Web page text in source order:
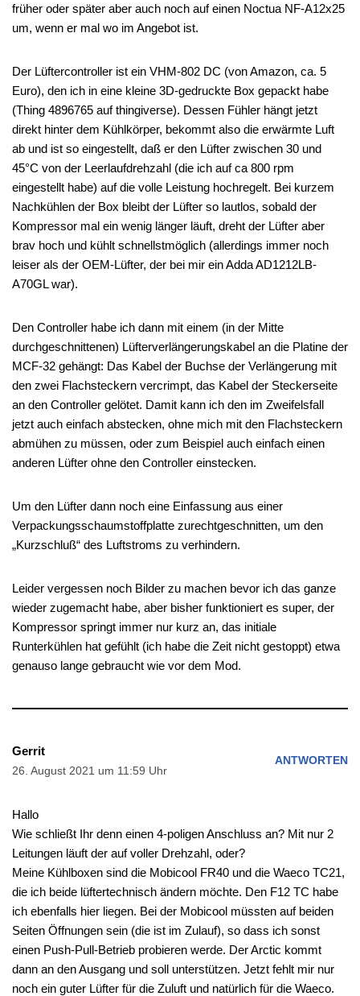
früher oder später aber auch noch auf einen Noctua NF-A12x25
um, wenn er mal wo im Angebot ist.
Der Lüftercontroller ist ein VHM-802 DC (von Amazon, ca. 5
Euro), den ich in eine kleine 3D-gedruckte Box gepackt habe
(Thing 4896765 auf thingiverse). Dessen Fühler hängt jetzt
direkt hinter dem Kühlkörper, bekommt also die erwärmte Luft
ab und ist so eingestellt, daß er den Lüfter zwischen 30 und
45°C von der Leerlaufdrehzahl (die ich auf ca 800 rpm
eingestellt habe) auf die volle Leistung hochregelt. Bei kurzem
Nachkühlen der Box bleibt der Lüfter so lautlos, sobald der
Kompressor mal ein wenig länger läuft, dreht der Lüfter aber
brav hoch und kühlt schnellstmöglich (allerdings immer noch
leiser als der OEM-Lüfter, der bei mir ein Adda AD1212LB-
A70GL war).
Den Controller habe ich dann mit einem (in der Mitte
durchgeschnittenen) Lüfterverlängerungskabel an die Platine der
MCF-32 gehängt: Das Kabel der Buchse der Verlängerung mit
den zwei Flachsteckern vercrimpt, das Kabel der Steckerseite
an den Controller gelötet. Damit kann ich den im Zweifelsfall
jetzt auch einfach abstecken, ohne mich mit den Flachsteckern
abmühen zu müssen, oder zum Beispiel auch einfach einen
anderen Lüfter ohne den Controller einstecken.
Um den Lüfter dann noch eine Einfassung aus einer
Verpackungsschaumstoffplatte zurechtgeschnitten, um den
„Kurzschluß“ des Luftstroms zu verhindern.
Leider vergessen noch Bilder zu machen bevor ich das ganze
wieder zugemacht habe, aber bisher funktioniert es super, der
Kompressor springt immer nur kurz an, das initiale
Runterkühlen hat gefühlt (ich habe die Zeit nicht gestoppt) etwa
genauso lange gebraucht wie vor dem Mod.
Gerrit
26. August 2021 um 11:59 Uhr
ANTWORTEN
Hallo
Wie schließt Ihr denn einen 4-poligen Anschluss an? Mit nur 2
Leitungen läuft der auf voller Drehzahl, oder?
Meine Kühlboxen sind die Mobicool FR40 und die Waeco TC21,
die ich beide lüftertechnisch ändern möchte. Den F12 TC habe
ich ebenfalls hier liegen. Bei der Mobicool müssten auf beiden
Seiten Öffnungen sein (die ist im Zulauf), so dass ich sonst
einen Push-Pull-Betrieb probieren werde. Der Arctic kommt
dann an den Ausgang und soll unterstützen. Jetzt fehlt mir nur
noch ein guter Lüfter für die Zuluft und natürlich für die Waeco.